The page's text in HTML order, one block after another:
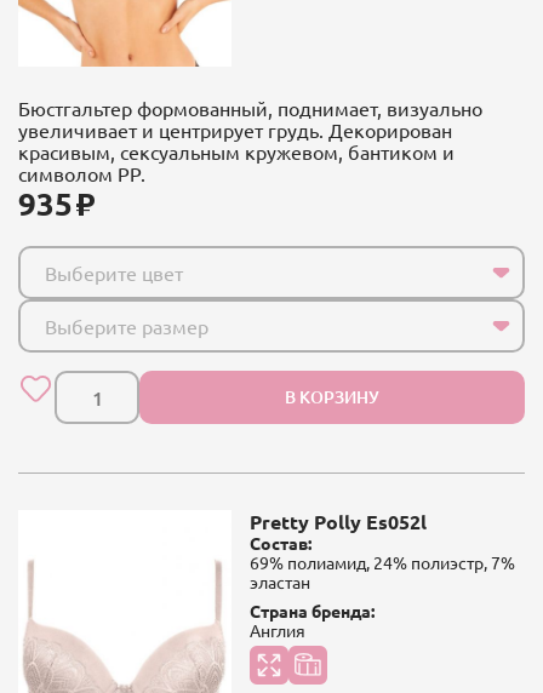
Бюстгальтер формованный, поднимает, визуально
увеличивает и центрирует грудь. Декорирован
красивым, сексуальным кружевом, бантиком и
символом PP.
935
Выберите цвет
Выберите размер
В КОРЗИНУ
Pretty Polly Es052l
Состав:
69% полиамид, 24% полиэстр, 7%
эластан
Страна бренда:
Англия